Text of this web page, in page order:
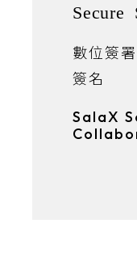
Secure
數位簽
簽名
SalaX